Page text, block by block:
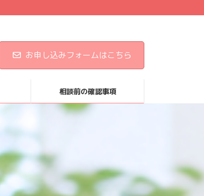
お申し込みフォームはこちら
相談前の確認事項